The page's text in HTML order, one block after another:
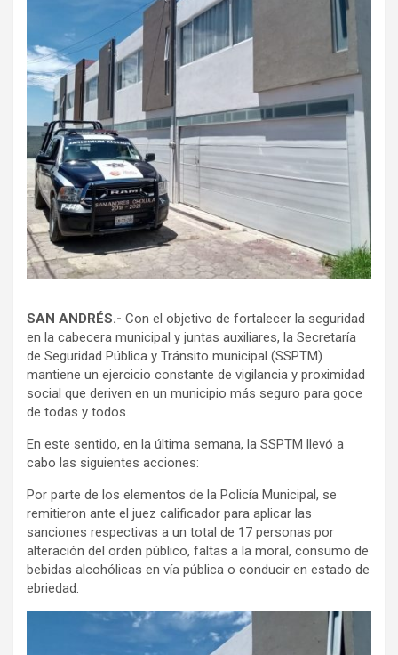
SAN ANDRÉS.- Con el objetivo de fortalecer la seguridad
en la cabecera municipal y juntas auxiliares, la Secretaría
de Seguridad Pública y Tránsito municipal (SSPTM)
mantiene un ejercicio constante de vigilancia y proximidad
social que deriven en un municipio más seguro para goce
de todas y todos.
En este sentido, en la última semana, la SSPTM llevó a
cabo las siguientes acciones:
Por parte de los elementos de la Policía Municipal, se
remitieron ante el juez calificador para aplicar las
sanciones respectivas a un total de 17 personas por
alteración del orden público, faltas a la moral, consumo de
bebidas alcohólicas en vía pública o conducir en estado de
ebriedad.